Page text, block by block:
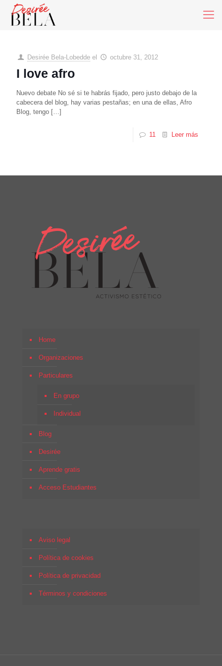
Desirée Bela-Lobedde el octubre 31, 2012
I love afro
Nuevo debate No sé si te habrás fijado, pero justo debajo de la
cabecera del blog, hay varias pestañas; en una de ellas, Afro
Blog, tengo […]
11 Leer más
Home
Organizaciones
Particulares
En grupo
Individual
Blog
Desirée
Aprende gratis
Acceso Estudiantes
Aviso legal
Política de cookies
Política de privacidad
Términos y condiciones